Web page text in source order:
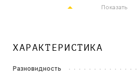
ХАРАКТЕРИСТИКА
Разновидность
Показать